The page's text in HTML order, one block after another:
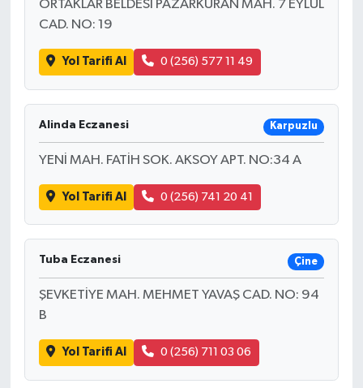
ORTAKLAR BELDESI PAZARKURAN MAH. 7 EYLÜL
CAD. NO: 19
Yol Tarifi Al 0 (256) 577 11 49
Alinda Eczanesi Karpuzlu
YENİ MAH. FATİH SOK. AKSOY APT. NO:34 A
Yol Tarifi Al 0 (256) 741 20 41
Tuba Eczanesi Çine
ŞEVKETİYE MAH. MEHMET YAVAŞ CAD. NO: 94
B
Yol Tarifi Al 0 (256) 711 03 06